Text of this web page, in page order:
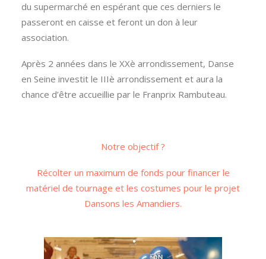
du supermarché en espérant que ces derniers le
passeront en caisse et feront un don à leur
association.
Après 2 années dans le XXè arrondissement, Danse
en Seine investit le IIIè arrondissement et aura la
chance d’être accueillie par le Franprix Rambuteau.
Notre objectif ?
Récolter un maximum de fonds pour financer le
matériel de tournage et les costumes pour le projet
Dansons les Amandiers.